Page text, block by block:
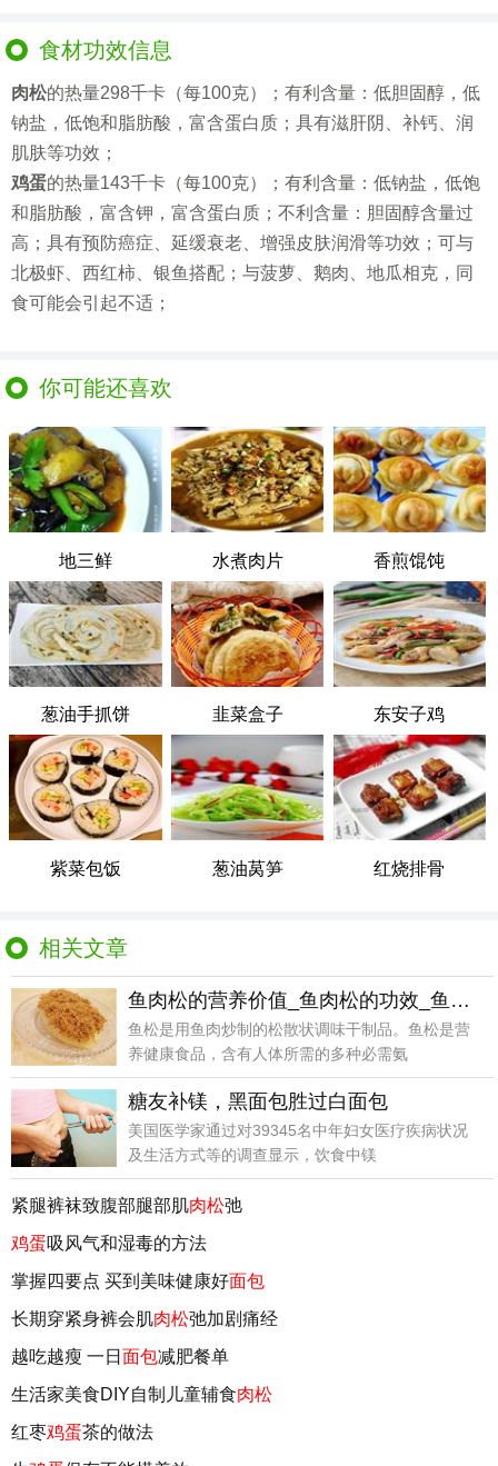
食材功效信息
肉松的热量298千卡（每100克）；有利含量：低胆固醇，低
钠盐，低饱和脂肪酸，富含蛋白质；具有滋肝阴、补钙、润
肌肤等功效；
鸡蛋的热量143千卡（每100克）；有利含量：低钠盐，低饱
和脂肪酸，富含钾，富含蛋白质；不利含量：胆固醇含量过
高；具有预防癌症、延缓衰老、增强皮肤润滑等功效；可与
北极虾、西红柿、银鱼搭配；与菠萝、鹅肉、地瓜相克，同
食可能会引起不适；
你可能还喜欢
地三鲜 水煮肉片 香煎馄饨
葱油手抓饼 韭菜盒子 东安子鸡
紫菜包饭 葱油莴笋 红烧排骨
相关文章
鱼肉松的营养价值_鱼肉松的功效_鱼肉松的做法
鱼松是用鱼肉炒制的松散状调味干制品。鱼松是营
养健康食品，含有人体所需的多种必需氨
糖友补镁，黑面包胜过白面包
美国医学家通过对39345名中年妇女医疗疾病状况
及生活方式等的调查显示，饮食中镁
紧腿裤袜致腹部腿部肌肉松弛
鸡蛋吸风气和湿毒的方法
掌握四要点 买到美味健康好面包
长期穿紧身裤会肌肉松弛加剧痛经
越吃越瘦 一日 面包减肥餐单
生活家美食DIY自制儿童辅食肉松
红枣鸡蛋茶的做法